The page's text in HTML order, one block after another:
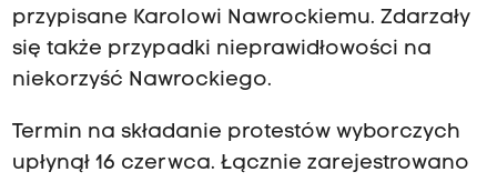
przypisane Karolowi Nawrockiemu. Zdarzały
się także przypadki nieprawidłowości na
niekorzyść Nawrockiego.
Termin na składanie protestów wyborczych
upłynął 16 czerwca. Łącznie zarejestrowano